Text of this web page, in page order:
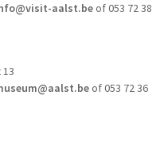
aalst.beof 053 72 38
of 053 72 36